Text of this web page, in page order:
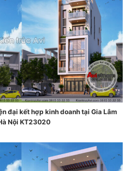
đại kết hợp kinh doanh tại Gia Lâm
Nội KT23020